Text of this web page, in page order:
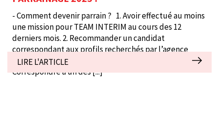
- Comment devenir parrain ? 1. Avoir effectué au moins
une mission pour TEAM INTERIM au cours des 12
derniers mois. 2. Recommander un candidat
correspondant aux profils recherchés par l’agence
(avec son accord). - Conditions pour être filleul(e) ? 1.
Correspondre à un des[...]
LIRE L'ARTICLE